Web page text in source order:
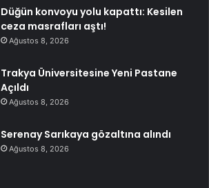
Düğün konvoyu yolu kapattı: Kesilen
ceza masrafları aştı!
Ağustos 8, 2026
Trakya Üniversitesine Yeni Pastane
Açıldı
Ağustos 8, 2026
Serenay Sarıkaya gözaltına alındı
Ağustos 8, 2026